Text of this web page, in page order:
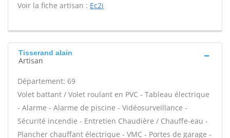
Voir la fiche artisan : Ec2i
Tisserand alain
Artisan
Département: 69
Volet battant / Volet roulant en PVC - Tableau électrique
- Alarme - Alarme de piscine - Vidéosurveillance -
Sécurité incendie - Entretien Chaudière / Chauffe-eau -
Plancher chauffant électrique - VMC - Portes de garage -